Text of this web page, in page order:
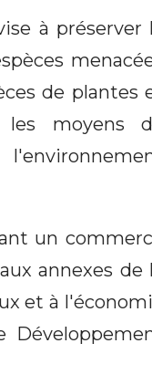
à préserver
de plantes
les moyens
un
annexes de
et à